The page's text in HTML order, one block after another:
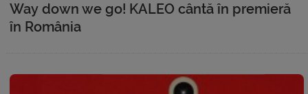
Way down we go! KALEO cântă în premieră
în România